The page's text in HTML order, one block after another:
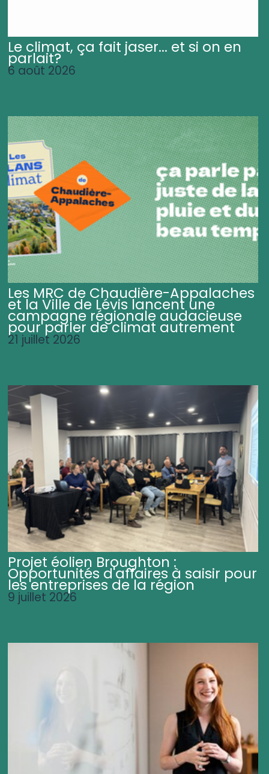
Le climat, ça fait jaser... et si on en
parlait?
6 août 2026
Les MRC de Chaudière-Appalaches
et la Ville de Lévis lancent une
campagne régionale audacieuse
pour parler de climat autrement
21 juillet 2026
Projet éolien Broughton :
Opportunités d'affaires à saisir pour
les entreprises de la région
9 juillet 2026